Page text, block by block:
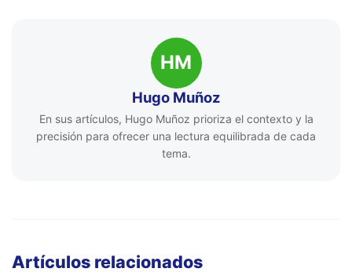
HM
Hugo Muñoz
En sus artículos, Hugo Muñoz prioriza el contexto y la
precisión para ofrecer una lectura equilibrada de cada
tema.
Artículos relacionados